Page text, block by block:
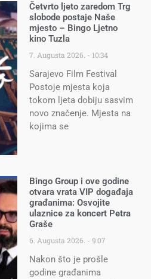
Četvrto ljeto zaredom Trg
slobode postaje Naše
mjesto – Bingo Ljetno
kino Tuzla
7. Augusta 2026. 10:34
Sarajevo Film Festival
Postoje mjesta koja
tokom ljeta dobiju sasvim
novo značenje. Mjesta na
kojima se
Bingo Group i ove godine
otvara vrata VIP događaja
građanima: Osvojite
ulaznice za koncert Petra
Graše
6. Augusta 2026. 9:07
Nakon što je prošle
godine građanima